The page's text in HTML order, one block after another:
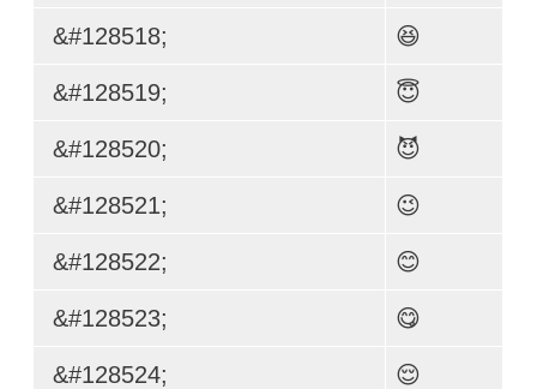
&#128518; 😆
&#128519; 😇
&#128520; 😈
&#128521; 😉
&#128522; 😊
&#128523; 😋
&#128524; 😌